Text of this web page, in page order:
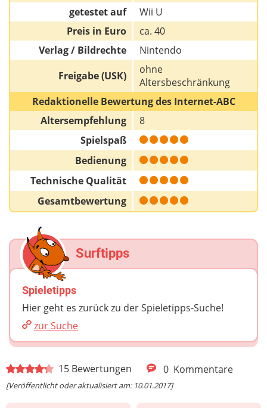
getestet auf
Wii U
Preis in Euro
ca. 40
Verlag / Bildrechte
Nintendo
Freigabe (USK)
ohne
Altersbeschränkung
Redaktionelle Bewertung des Internet-ABC
Altersempfehlung
8
Spielspaß
Bedienung
Technische Qualität
Gesamtbewertung
15 Bewertungen 0 Kommentare
[Veröffentlicht oder aktualisiert am: 10.01.2017]
Surftipps
Spieletipps
Hier geht es zurück zu der Spieletipps-Suche!
zur Suche